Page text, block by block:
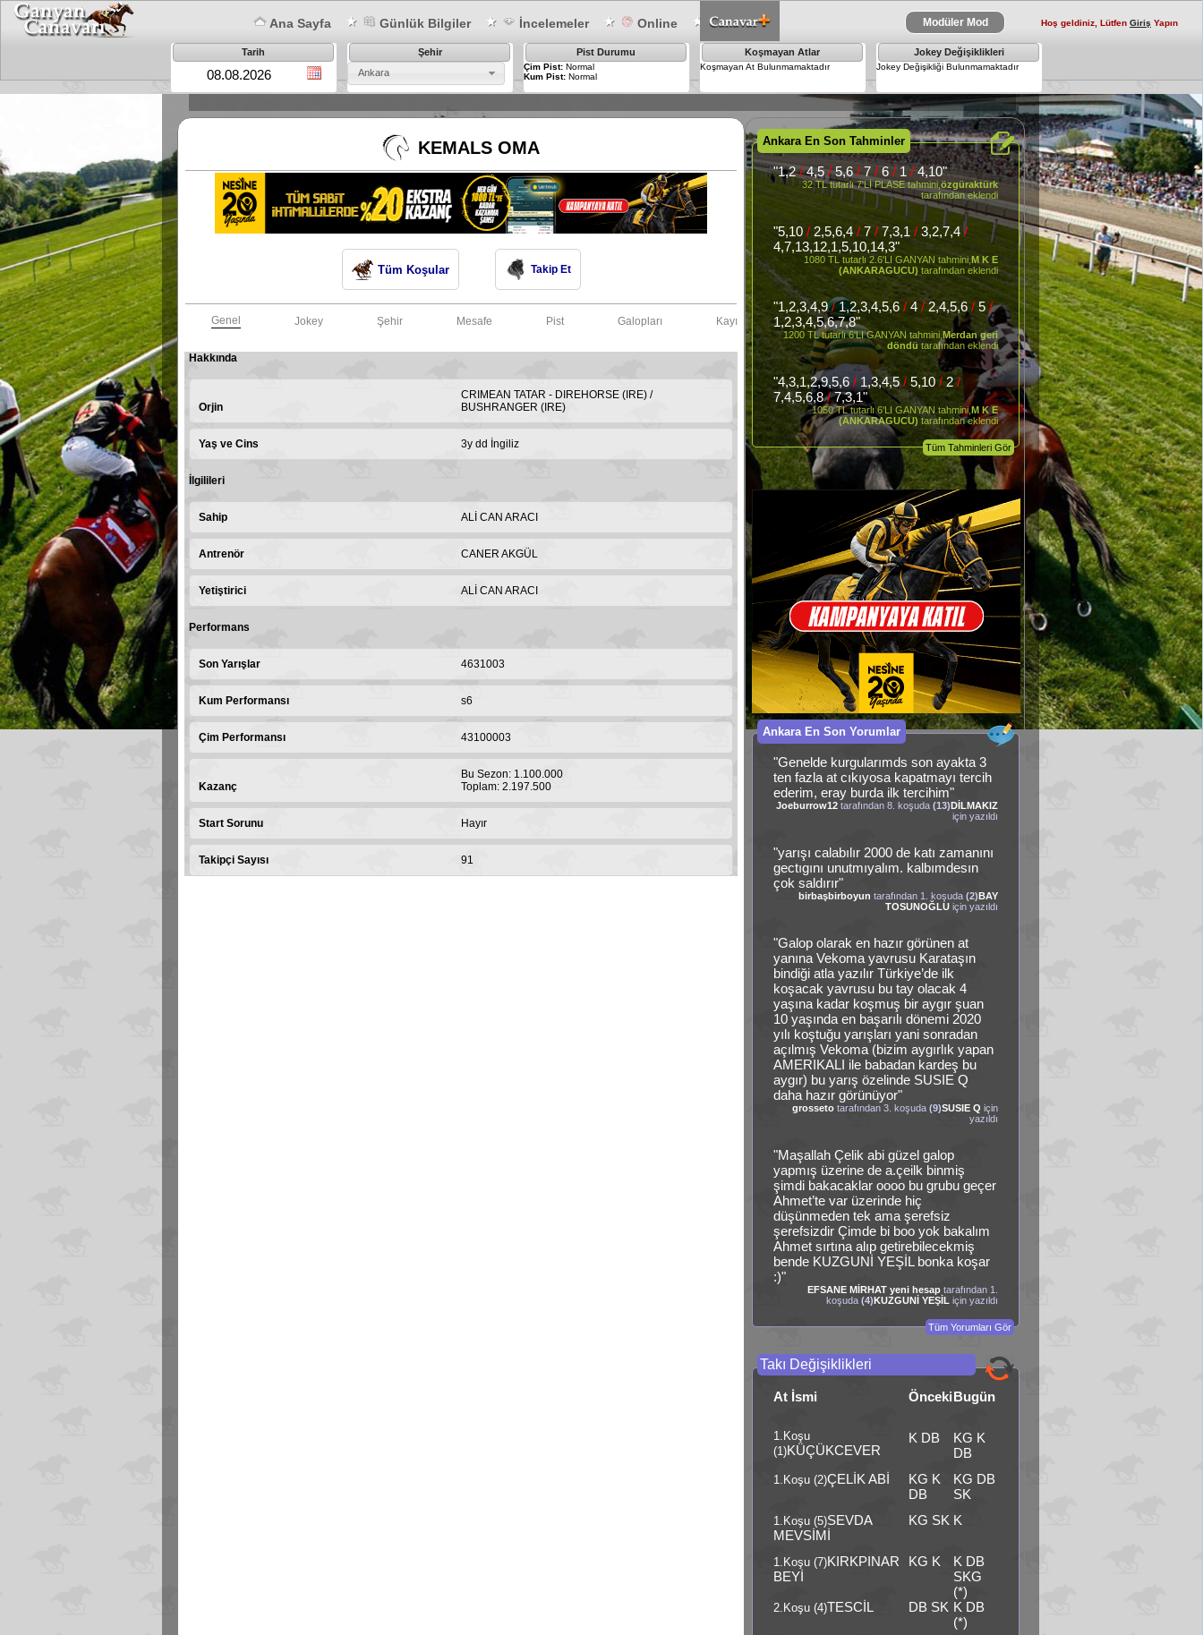
Ana Sayfa Günlük Bilgiler İncelemeler Online Modüler Mod Hoş geldiniz, Lütfen Giriş Yapın
Tarih
Şehir
Ankara
Pist Durumu
Çim Pist:Normal
Kum Pist:Normal
Koşmayan Atlar
Koşmayan At Bulunmamaktadır
Jokey Değişiklikleri
Jokey Değişikliği Bulunmamaktadır
KEMALS OMA
Tüm Koşular Takip Et
Genel Jokey Şehir Mesafe Pist Galopları Kayıtları Kardeşleri
Hakkında
Orjin
CRIMEAN TATAR - DIREHORSE (IRE) /
BUSHRANGER (IRE)
Yaş ve Cins 3y dd İngiliz
İlgilileri
Sahip ALİ CAN ARACI
Antrenör CANER AKGÜL
Yetiştirici ALİ CAN ARACI
Performans
Son Yarışlar 4631003
Kum Performansı s6
Çim Performansı 43100003
Kazanç
Bu Sezon: 1.100.000
Toplam: 2.197.500
Start Sorunu Hayır
Takipçi Sayısı 91
Ankara En Son Tahminler
"1,2/4,5/5,6/ 7/ 6/ 1/ 4,10"
32 TL tutarlı 7'Lİ PLASE tahmini,özgüraktürk
tarafından eklendi
"5,10/ 2,5,6,4/ 7/7,3,1/ 3,2,7,4/
4,7,13,12,1,5,10,14,3"
1080 TL tutarlı 2.6'LI GANYAN tahmini,M K E
(ANKARAGUCU) tarafından eklendi
"1,2,3,4,9/1,2,3,4,5,6/ 4/2,4,5,6/ 5/
1,2,3,4,5,6,7,8"
1200 TL tutarlı 6'LI GANYAN tahmini,Merdan geri
döndü tarafından eklendi
"4,3,1,2,9,5,6/ 1,3,4,5/ 5,10/2/
7,4,5,6,8/7,3,1"
1050 TL tutarlı 6'LI GANYAN tahmini,M K E
(ANKARAGUCU) tarafından eklendi
Tüm Tahminleri Gör
Ankara En Son Yorumlar
"Genelde kurgularımds son ayakta 3
ten fazla at cıkıyosa kapatmayı tercih
ederim, eray burda ilk tercihim"
Joeburrow12 tarafından 8. koşuda(13)DİLMAKIZ
için yazıldı
"yarışı calabılır 2000 de katı zamanını
gectıgını unutmıyalım. kalbımdesın
çok saldırır"
birbaşbirboyun tarafından 1. koşuda(2)BAY
TOSUNOĞLU için yazıldı
"Galop olarak en hazır görünen at
yanına Vekoma yavrusu Karataşın
bindiği atla yazılır Türkiye’de ilk
koşacak yavrusu bu tay olacak 4
yaşına kadar koşmuş bir aygır şuan
10 yaşında en başarılı dönemi 2020
yılı koştuğu yarışları yani sonradan
açılmış Vekoma (bizim aygırlık yapan
AMERIKALI ile babadan kardeş bu
aygır) bu yarış özelinde SUSIE Q
daha hazır görünüyor"
grosseto tarafından 3. koşuda(9)SUSIE Q için
yazıldı
"Maşallah Çelik abi güzel galop
yapmış üzerine de a.çeilk binmiş
şimdi bakacaklar oooo bu grubu geçer
Ahmet’te var üzerinde hiç
düşünmeden tek ama şerefsiz
şerefsizdir Çimde bi boo yok bakalım
Ahmet sırtına alıp getirebilecekmiş
bende KUZGUNİ YEŞİL bonka koşar
:)"
EFSANE MİRHAT yeni hesap tarafından 1.
koşuda(4)KUZGUNİ YEŞİL için yazıldı
Tüm Yorumları Gör
Takı Değişiklikleri
At İsmi ÖncekiBugün
1.Koşu
(1)KÜÇÜKCEVER
K DB
KG K
DB
1.Koşu (2)ÇELİK ABİ
KG K
DB
KG DB
SK
1.Koşu (5)SEVDA
MEVSİMİ
KG SK K
1.Koşu (7)KIRKPINAR
BEYİ
KG K
K DB
SKG
(*)
2.Koşu (4)TESCİL DB SK K DB
(*)
×